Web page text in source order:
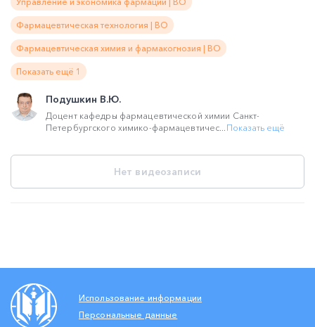
Фармацевтическая технология | ВО
Фармацевтическая химия и фармакогнозия | ВО
Показать ещё 1
Подушкин В.Ю.
Доцент кафедры фармацевтической химии Санкт-
Петербургского химико-фармацевтичес... Показать ещё
Нет видеозаписи
Использование информации
Персональные данные